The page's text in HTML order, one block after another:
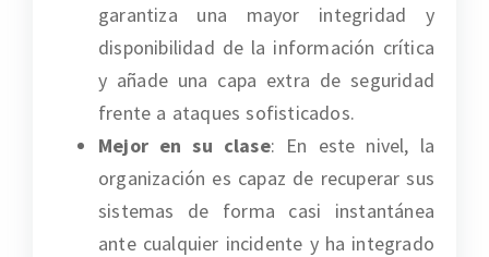
garantiza una mayor integridad y
disponibilidad de la información crítica
y añade una capa extra de seguridad
frente a ataques sofisticados.
Mejor en su clase: En este nivel, la
organización es capaz de recuperar sus
sistemas de forma casi instantánea
ante cualquier incidente y ha integrado